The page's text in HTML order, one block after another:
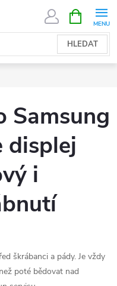
HLEDAT
NÁKUPNÍ
KOŠÍK
Samsung
displej
i
škrábanci a pády. Je vždy
poté bědovat nad